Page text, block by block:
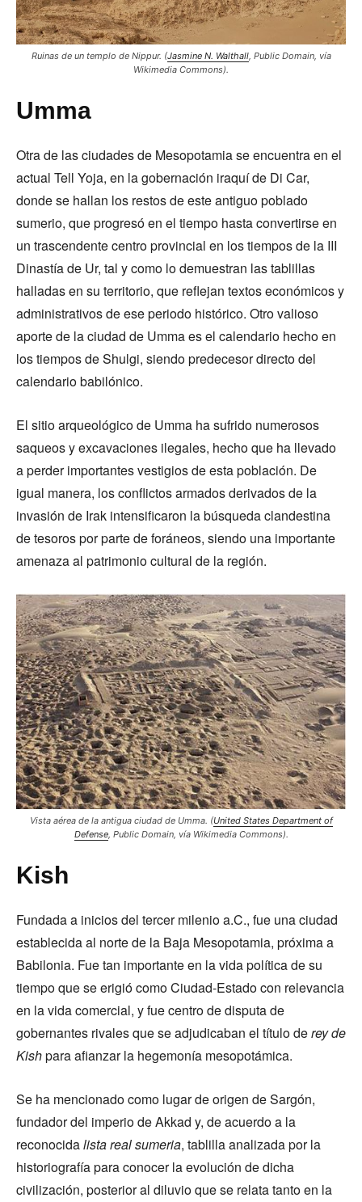
Ruinas de un templo de Nippur. (Jasmine N. Walthall, Public Domain, vía
Wikimedia Commons).
Umma
Otra de las ciudades de Mesopotamia se encuentra en el
actual Tell Yoja, en la gobernación iraquí de Di Car,
donde se hallan los restos de este antiguo poblado
sumerio, que progresó en el tiempo hasta convertirse en
un trascendente centro provincial en los tiempos de la III
Dinastía de Ur, tal y como lo demuestran las tablillas
halladas en su territorio, que reflejan textos económicos y
administrativos de ese periodo histórico. Otro valioso
aporte de la ciudad de Umma es el calendario hecho en
los tiempos de Shulgi, siendo predecesor directo del
calendario babilónico.
El sitio arqueológico de Umma ha sufrido numerosos
saqueos y excavaciones ilegales, hecho que ha llevado
a perder importantes vestigios de esta población. De
igual manera, los conflictos armados derivados de la
invasión de Irak intensificaron la búsqueda clandestina
de tesoros por parte de foráneos, siendo una importante
amenaza al patrimonio cultural de la región.
Vista aérea de la antigua ciudad de Umma. (United States Department of
Defense, Public Domain, vía Wikimedia Commons).
Kish
Fundada a inicios del tercer milenio a.C., fue una ciudad
establecida al norte de la Baja Mesopotamia, próxima a
Babilonia. Fue tan importante en la vida política de su
tiempo que se erigió como Ciudad-Estado con relevancia
en la vida comercial, y fue centro de disputa de
gobernantes rivales que se adjudicaban el título derey de
Kishpara afianzar la hegemonía mesopotámica.
Se ha mencionado como lugar de origen de Sargón,
fundador del imperio de Akkad y, de acuerdo a la
reconocidalista real sumeria, tablilla analizada por la
historiografía para conocer la evolución de dicha
civilización, posterior al diluvio que se relata tanto en la